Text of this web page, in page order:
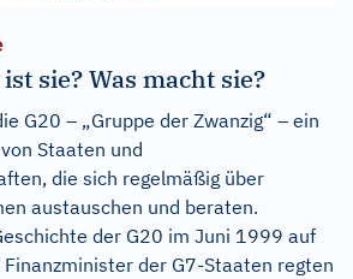
sie? Was macht sie?
G20 – „Gruppe der Zwanzig“ – ein
Staaten und
die sich regelmäßig über
austauschen und beraten.
der G20 im Juni 1999 auf
der G7-Staaten regten